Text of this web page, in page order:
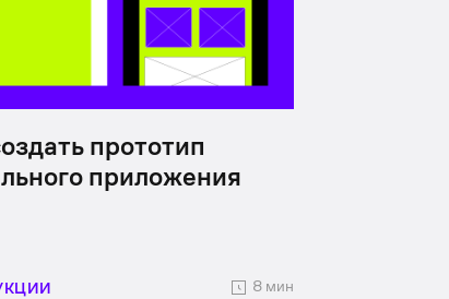
прототип
приложения
8 мин